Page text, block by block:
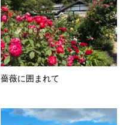
薔薇に囲まれて